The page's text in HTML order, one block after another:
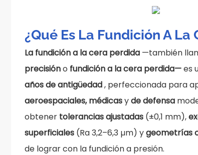
¿Qué Es La Fundición A La
La fundición a la cera perdida —también
precisióno fundición a la cera perdida—es
años de antigüedad, perfeccionada para
aeroespaciales, médicasyde defensa
obtener tolerancias ajustadas (±0,1 mm),
superficiales (Ra 3,2–6,3 µm) ygeometrías
de lograr con la fundición a presión.